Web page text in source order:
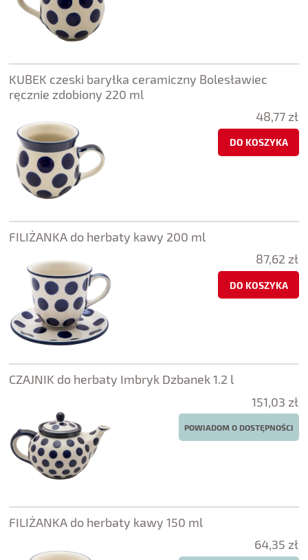
KUBEK czeski baryłka ceramiczny Bolesławiec
ręcznie zdobiony 220 ml
48,77 zł
DO KOSZYKA
FILIŻANKA do herbaty kawy 200 ml
87,62 zł
DO KOSZYKA
CZAJNIK do herbaty Imbryk Dzbanek 1.2 l
151,03 zł
POWIADOM O DOSTĘPNOŚCI
FILIŻANKA do herbaty kawy 150 ml
64,35 zł